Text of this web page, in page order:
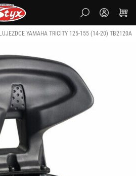
YAMAHA TRICITY 125-155 (14-20) TB2120A